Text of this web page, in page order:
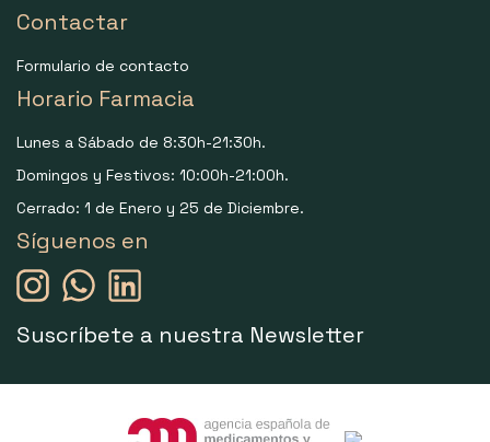
Contactar
Formulario de contacto
Horario Farmacia
Lunes a Sábado de 8:30h-21:30h.
Domingos y Festivos: 10:00h-21:00h.
Cerrado: 1 de Enero y 25 de Diciembre.
Síguenos en
Suscríbete a nuestra Newsletter